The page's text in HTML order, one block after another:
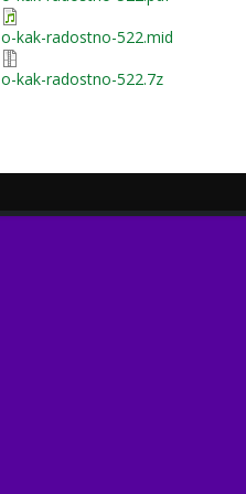
o-kak-radostno-522.mid
o-kak-radostno-522.7z